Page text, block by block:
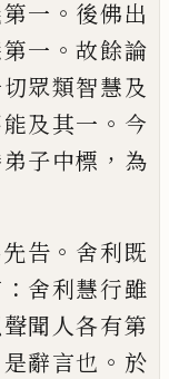
一 。 後佛出
一 。故餘論
眾類智慧及
及其一 。 今
子中標 ， 為
告 。 舍利既
： 舍利慧行雖
聞人各有第
是辭言也 。 於